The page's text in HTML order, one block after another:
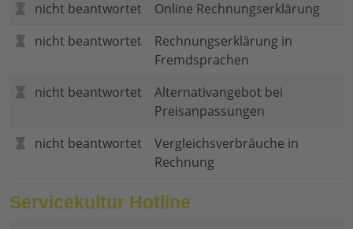
nicht beantwortet
Online Rechnungserklärung
nicht beantwortet
Rechnungserklärung in
Fremdsprachen
nicht beantwortet
Alternativangebot bei
Preisanpassungen
nicht beantwortet
Vergleichsverbräuche in
Rechnung
Servicekultur Hotline